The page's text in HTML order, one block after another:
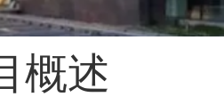
概述